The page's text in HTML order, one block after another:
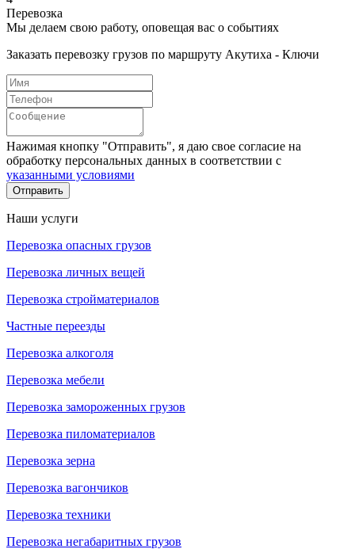
Перевозка
Мы делаем свою работу, оповещая вас о событиях
Заказать перевозку грузов по маршруту Акутиха - Ключи
Нажимая кнопку "Отправить", я даю свое согласие на
обработку персональных данных в соответствии с
указанными условиями
Отправить
Наши услуги
Перевозка опасных грузов
Перевозка личных вещей
Перевозка стройматериалов
Частные переезды
Перевозка алкоголя
Перевозка мебели
Перевозка замороженных грузов
Перевозка пиломатериалов
Перевозка зерна
Перевозка вагончиков
Перевозка техники
Перевозка негабаритных грузов